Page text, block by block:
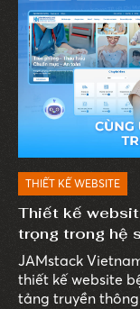
THIẾT KẾ WEBSITE
Thiết kế
trọng trong hệ
JAMstack
thiết kế website
tảng truyền thông y tế số - Nơi kết